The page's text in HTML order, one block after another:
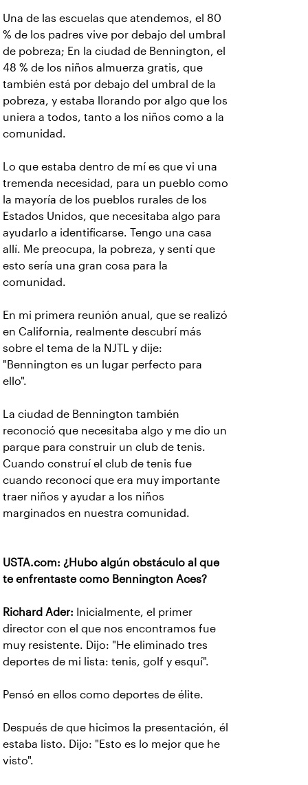
Una de las escuelas que atendemos, el 80
% de los padres vive por debajo del umbral
de pobreza; En la ciudad de Bennington, el
48 % de los niños almuerza gratis, que
también está por debajo del umbral de la
pobreza, y estaba llorando por algo que los
uniera a todos, tanto a los niños como a la
comunidad.
Lo que estaba dentro de mí es que vi una
tremenda necesidad, para un pueblo como
la mayoría de los pueblos rurales de los
Estados Unidos, que necesitaba algo para
ayudarlo a identificarse. Tengo una casa
allí. Me preocupa, la pobreza, y sentí que
esto sería una gran cosa para la
comunidad.
En mi primera reunión anual, que se realizó
en California, realmente descubrí más
sobre el tema de la NJTL y dije:
"Bennington es un lugar perfecto para
ello".
La ciudad de Bennington también
reconoció que necesitaba algo y me dio un
parque para construir un club de tenis.
Cuando construí el club de tenis fue
cuando reconocí que era muy importante
traer niños y ayudar a los niños
marginados en nuestra comunidad.
USTA.com: ¿Hubo algún obstáculo al que
te enfrentaste como Bennington Aces?
Richard Ader: Inicialmente, el primer
director con el que nos encontramos fue
muy resistente. Dijo: "He eliminado tres
deportes de mi lista: tenis, golf y esquí".
Pensó en ellos como deportes de élite.
Después de que hicimos la presentación, él
estaba listo. Dijo: "Esto es lo mejor que he
visto".